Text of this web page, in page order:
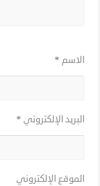
الاسم *
البريد الإلكتروني *
الموقع الإلكتروني